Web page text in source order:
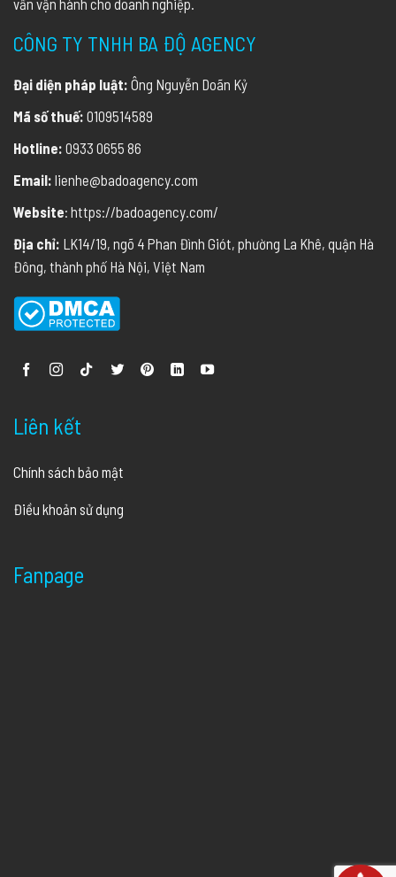
CÔNG TY TNHH BA ĐỘ AGENCY
Đại diện pháp luật: Ông Nguyễn Doãn Kỷ
Mã số thuế: 0109514589
Hotline: 0933 0655 86
Email: lienhe@badoagency.com
Website: https://badoagency.com/
Địa chỉ: LK14/19, ngõ 4 Phan Đình Giót, phường La Khê, quận Hà
Đông, thành phố Hà Nội, Việt Nam
Liên kết
Chính sách bảo mật
Điều khoản sử dụng
Fanpage